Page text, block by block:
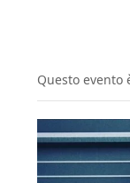
Questo evento